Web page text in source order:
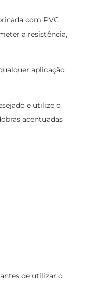
com PVC
a resistência,
aplicação
e utilize o
acentuadas
de utilizar o